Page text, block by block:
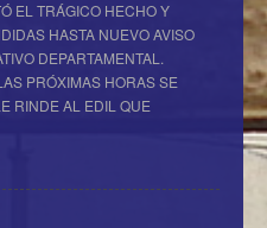
EL TRÁGICO HECHO Y
HASTA NUEVO AVISO
DEPARTAMENTAL.
PRÓXIMAS HORAS SE
RINDE AL EDIL QUE